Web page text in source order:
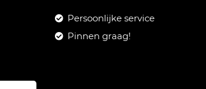
Persoonlijke service
Pinnen graag!